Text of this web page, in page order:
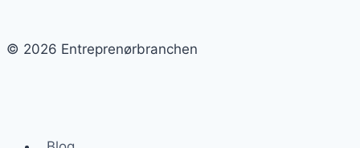
© 2026 Entreprenørbranchen